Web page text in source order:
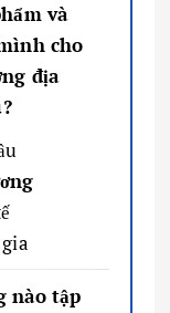
và
cho
địa
nào tập